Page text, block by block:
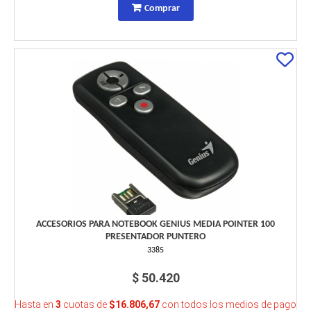
Comprar
ACCESORIOS PARA NOTEBOOK GENIUS MEDIA POINTER 100
PRESENTADOR PUNTERO
3385
$ 50.420
Hasta en 3 cuotas de $16.806,67 con todos los medios de pago